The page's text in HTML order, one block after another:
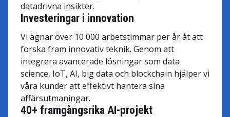
40+ framgångsrika AI-projekt
datadrivna insikter.
Investeringar i innovation
Vi ägnar över 10 000 arbetstimmar per år åt att
forska fram innovativ teknik. Genom att
integrera avancerade lösningar som data
science, IoT, AI, big data och blockchain hjälper vi
våra kunder att effektivt hantera sina
affärsutmaningar.